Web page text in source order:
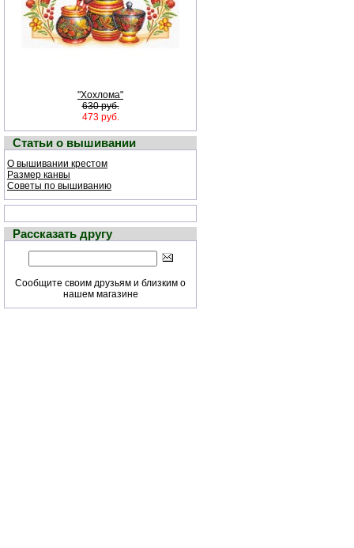
"Хохлома"
630 руб.
473 руб.
Статьи о вышивании
О вышивании крестом
Размер канвы
Советы по вышиванию
Рассказать другу
Сообщите своим друзьям и близким о
нашем магазине